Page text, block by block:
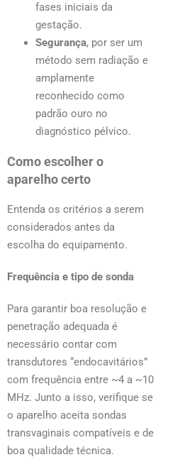
fases iniciais da
gestação.
Segurança, por ser um
método sem radiação e
amplamente
reconhecido como
padrão ouro no
diagnóstico pélvico.
Como escolher o
aparelho certo
Entenda os critérios a serem
considerados antes da
escolha do equipamento.
Frequência e tipo de sonda
Para garantir boa resolução e
penetração adequada é
necessário contar com
transdutores “endocavitários”
com frequência entre ~4 a ~10
MHz. Junto a isso, verifique se
o aparelho aceita sondas
transvaginais compatíveis e de
boa qualidade técnica.